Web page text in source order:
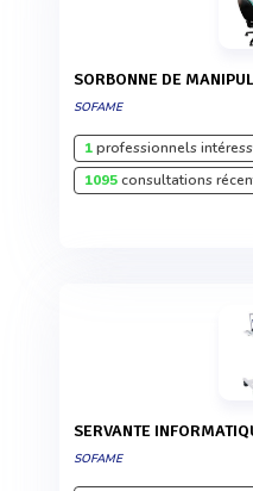
SORBONNE DE
SOFAME
1professionnels
1095consultations
SERVANTE
SOFAME